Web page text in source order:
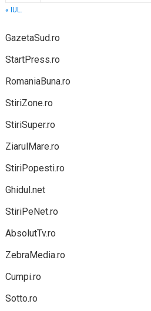
« IUL.
GazetaSud.ro
StartPress.ro
RomaniaBuna.ro
StiriZone.ro
StiriSuper.ro
ZiarulMare.ro
StiriPopesti.ro
Ghidul.net
StiriPeNet.ro
AbsolutTv.ro
ZebraMedia.ro
Cumpi.ro
Sotto.ro